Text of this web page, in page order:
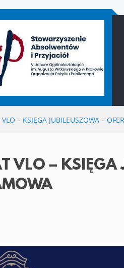
– KSIĘGA JUBILEUSZOWA –
VLO – KSIĘGA